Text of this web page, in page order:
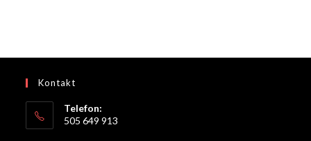
Kontakt
Telefon:
505 649 913